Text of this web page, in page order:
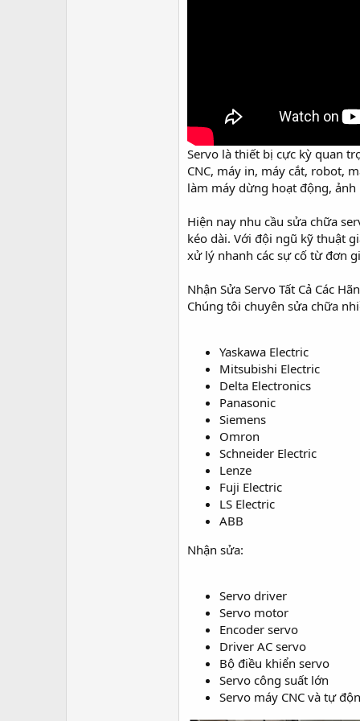
Servo là thiết bị cực kỳ quan
CNC, máy in, máy cắt, robot,
làm máy dừng hoạt động,
Hiện nay nhu cầu sửa chữa
kéo dài. Với đội ngũ kỹ thuật
xử lý nhanh các sự cố từ đơn
Nhận Sửa Servo Tất Cả Các
Chúng tôi chuyên sửa chữa
Yaskawa Electric
Mitsubishi Electric
Delta Electronics
Panasonic
Siemens
Omron
Schneider Electric
Lenze
Fuji Electric
LS Electric
ABB
Nhận sửa:
Servo driver
Servo motor
Encoder servo
Driver AC servo
Bộ điều khiển servo
Servo công suất lớn
Servo máy CNC và tự